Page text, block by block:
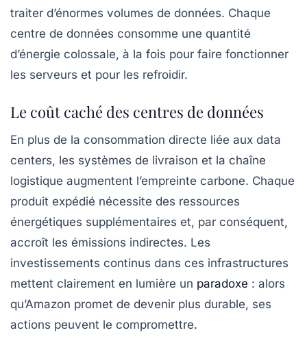
traiter d’énormes volumes de données. Chaque
centre de données consomme une quantité
d’énergie colossale, à la fois pour faire fonctionner
les serveurs et pour les refroidir.
Le coût caché des centres de données
En plus de la consommation directe liée aux data
centers, les systèmes de livraison et la chaîne
logistique augmentent l’empreinte carbone. Chaque
produit expédié nécessite des ressources
énergétiques supplémentaires et, par conséquent,
accroît les émissions indirectes. Les
investissements continus dans ces infrastructures
mettent clairement en lumière un paradoxe : alors
qu’Amazon promet de devenir plus durable, ses
actions peuvent le compromettre.